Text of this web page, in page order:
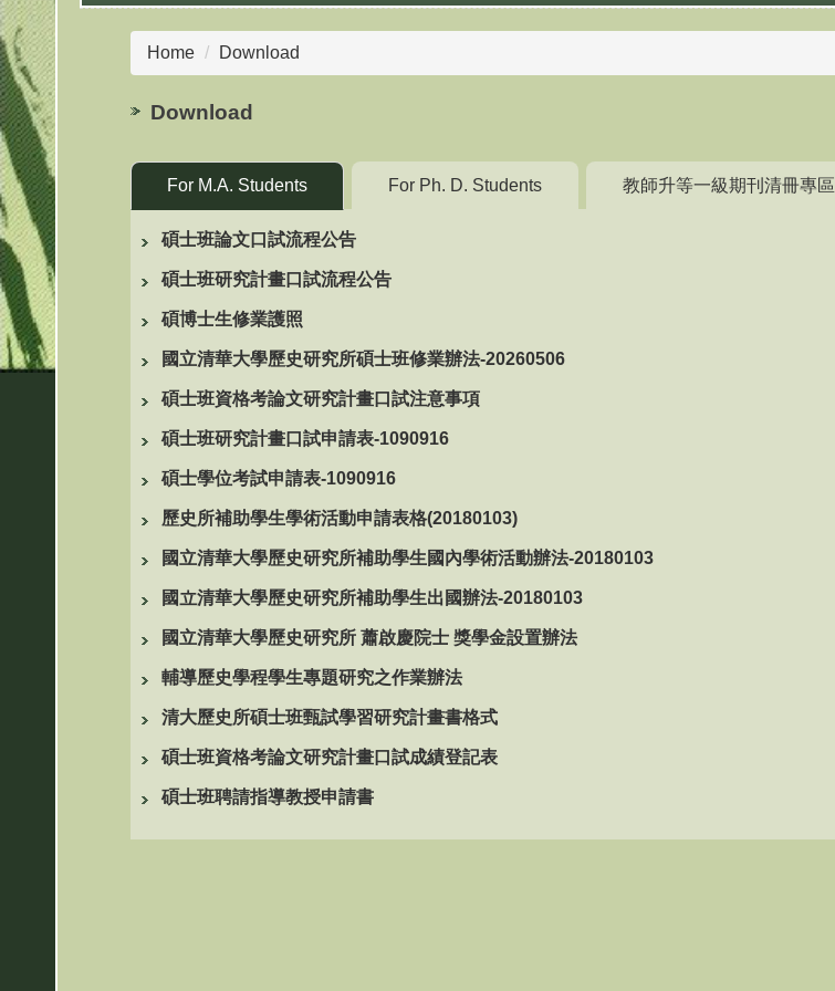
Home Download
Download
For M.A. Students For Ph. D. Students 教師升等一級期刊清冊專區
碩士班論文口試流程公告
碩士班研究計畫口試流程公告
碩博士生修業護照
國立清華大學歷史研究所碩士班修業辦法-20260506
碩士班資格考論文研究計畫口試注意事項
碩士班研究計畫口試申請表-1090916
碩士學位考試申請表-1090916
歷史所補助學生學術活動申請表格(20180103)
國立清華大學歷史研究所補助學生國內學術活動辦法-20180103
國立清華大學歷史研究所補助學生出國辦法-20180103
國立清華大學歷史研究所 蕭啟慶院士 獎學金設置辦法
輔導歷史學程學生專題研究之作業辦法
清大歷史所碩士班甄試學習研究計畫書格式
碩士班資格考論文研究計畫口試成績登記表
碩士班聘請指導教授申請書